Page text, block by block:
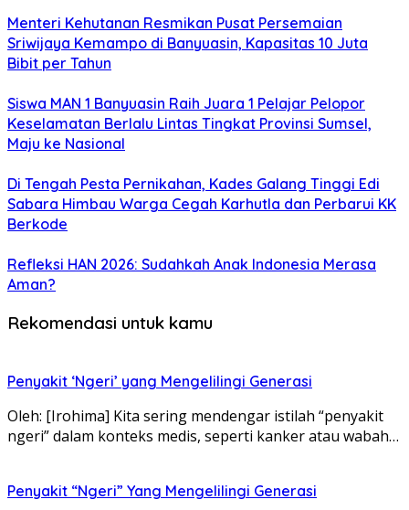
Menteri Kehutanan Resmikan Pusat Persemaian
Sriwijaya Kemampo di Banyuasin, Kapasitas 10 Juta
Bibit per Tahun
Siswa MAN 1 Banyuasin Raih Juara 1 Pelajar Pelopor
Keselamatan Berlalu Lintas Tingkat Provinsi Sumsel,
Maju ke Nasional
Di Tengah Pesta Pernikahan, Kades Galang Tinggi Edi
Sabara Himbau Warga Cegah Karhutla dan Perbarui KK
Berkode
Refleksi HAN 2026: Sudahkah Anak Indonesia Merasa
Aman?
Rekomendasi untuk kamu
Penyakit ‘Ngeri’ yang Mengelilingi Generasi
Oleh: [Irohima] Kita sering mendengar istilah “penyakit
ngeri” dalam konteks medis, seperti kanker atau wabah…
Penyakit “Ngeri” Yang Mengelilingi Generasi